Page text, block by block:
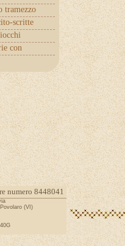
tramezzo
scritte
con
numero 8448041
(VI)